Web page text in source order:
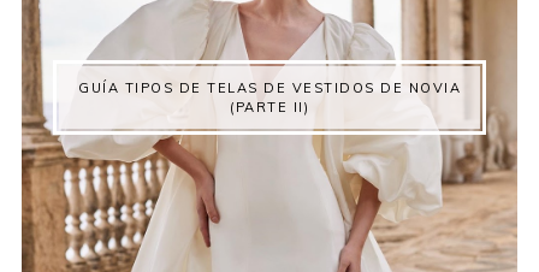
GUÍA TIPOS DE TELAS DE VESTIDOS DE NOVIA
(PARTE II)